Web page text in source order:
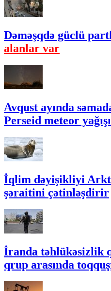
Dəməşqdə güclü
alanlar var
Avqust ayında
Perseid meteor
İqlim dəyişikliyi
şəraitini çətinləşdirir
İranda təhlükəsizlik
qrup arasında